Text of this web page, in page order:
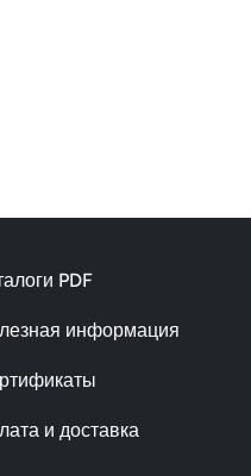
PDF
информация
и доставка